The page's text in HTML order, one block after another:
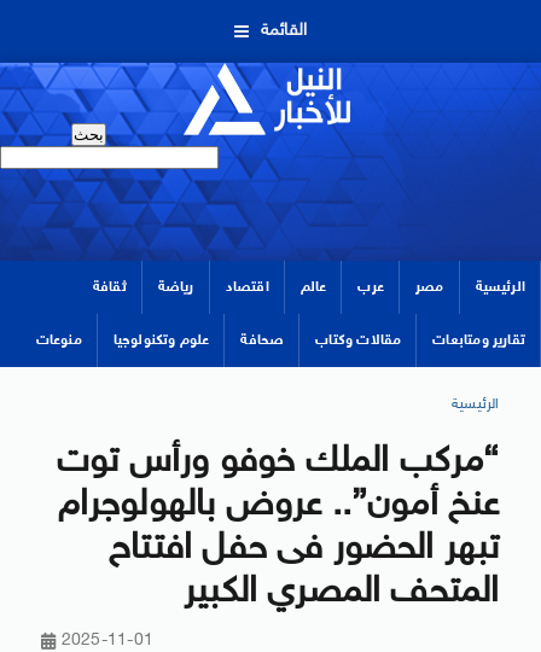
القائمة
الرئيسية مصر عرب عالم اقتصاد رياضة ثقافة
تقارير ومتابعات مقالات وكتاب صحافة علوم وتكنولوجيا منوعات
الرئيسية
“مركب الملك خوفو ورأس توت
عنخ أمون”.. عروض بالهولوجرام
تبهر الحضور فى حفل افتتاح
المتحف المصري الكبير
2025-11-01